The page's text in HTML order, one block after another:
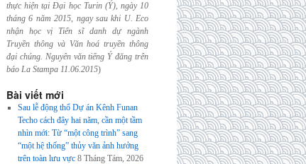
thực hiện tại Đại học Turin (Ý), ngày 10
tháng 6 năm 2015, ngay sau khi U. Eco
nhận học vị Tiến sĩ danh dự ngành
Truyền thông và Văn hoá truyền thông
đại chúng. Nguyên văn tiếng Ý đăng trên
báo La Stampa 11.06.2015)
Bài viết mới
Sau lễ động thổ Dự án Kênh Funan
Techo cách đây hai năm, cần một tầm
nhìn mới: Từ “một công trình” sang
“một hệ thống” thủy văn ảnh hưởng
trên toàn lưu vực 8 Tháng Tám, 2026